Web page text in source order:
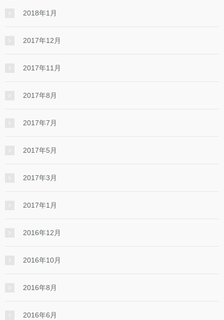
2018年1月
2017年12月
2017年11月
2017年8月
2017年7月
2017年5月
2017年3月
2017年1月
2016年12月
2016年10月
2016年8月
2016年6月